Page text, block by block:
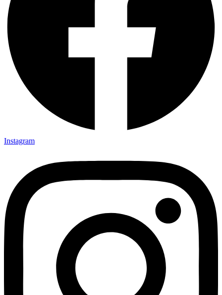
Instagram